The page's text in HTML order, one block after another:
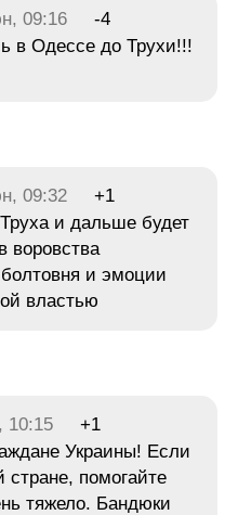
09:16
-4
в Одессе до Трухи!!!
09:32
+1
и дальше будет
воровства
и эмоции
властью
10:15
+1
Украины! Если
помогайте
тяжело. Бандюки